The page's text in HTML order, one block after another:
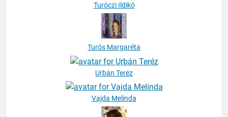
Turóczi Ildikó
Turós Margaréta
Urbán Teréz
Vajda Melinda